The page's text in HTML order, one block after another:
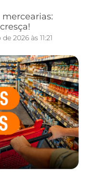
2026 às 11:21